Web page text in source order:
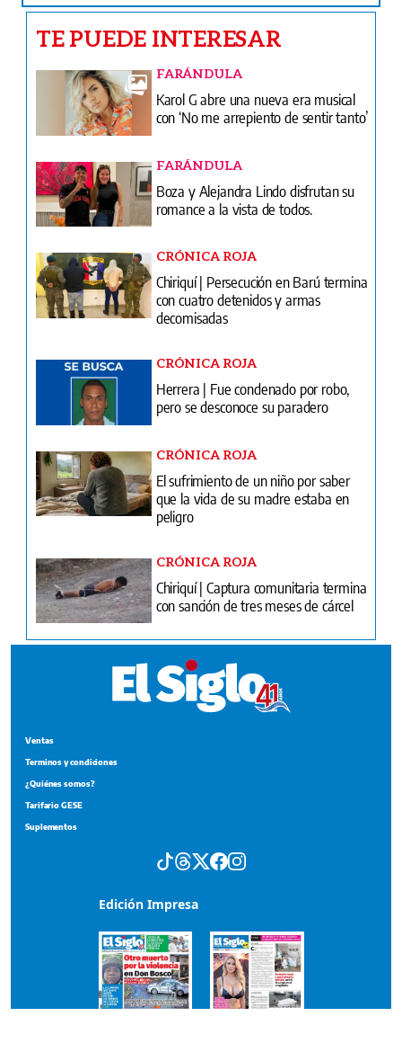
TE PUEDE INTERESAR
FARÁNDULA
Karol G abre una nueva era musical
con ‘No me arrepiento de sentir tanto’
FARÁNDULA
Boza y Alejandra Lindo disfrutan su
romance a la vista de todos.
CRÓNICA ROJA
Chiriquí | Persecución en Barú termina
con cuatro detenidos y armas
decomisadas
CRÓNICA ROJA
Herrera | Fue condenado por robo,
pero se desconoce su paradero
CRÓNICA ROJA
El sufrimiento de un niño por saber
que la vida de su madre estaba en
peligro
CRÓNICA ROJA
Chiriquí | Captura comunitaria termina
con sanción de tres meses de cárcel
Ventas
Terminos y condiciones
¿Quiénes somos?
Tarifario GESE
Suplementos
Edición Impresa